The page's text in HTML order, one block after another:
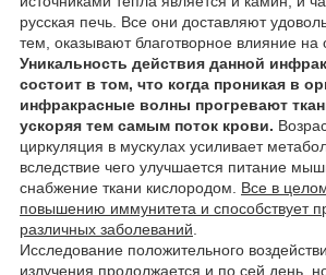
русская печь. Все они доставляют
тем, оказывают благотворное влияние на
Уникальность действия данной
состоит в том, что когда проникая в
инфракрасные волны прогревают
ускоряя тем самым поток крови.
циркуляция в мускулах усиливает
вследствие чего улучшается питание
снабжение ткани кислородом. Все в
повышению иммунитета и способствует
различных заболеваний
Исследование положительного
излучения продолжается и по сей день,